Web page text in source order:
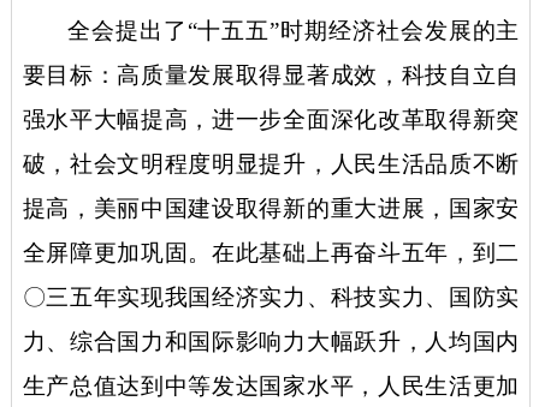
全会提出了 “十五五”时期经济社会发展的主
要目标：高质量发展取得显著成效，科技自立自
强水平大幅提高，进一步全面深化改革取得新突
破，社会文明程度明显提升，人民生活品质不断
提高，美丽中国建设取得新的重大进展，国家安
全屏障更加巩固。在此基础上再奋斗五年，到二
〇三五年实现我国经济实力、科技实力、国防实
力、综合国力和国际影响力大幅跃升，人均国内
生产总值达到中等发达国家水平，人民生活更加